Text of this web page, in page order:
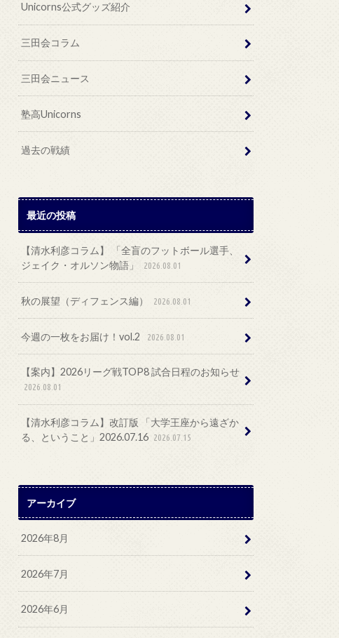
Unicorns公式グッズ紹介
三田会コラム
三田会ニュース
塾高Unicorns
過去の戦績
最近の投稿
【清水利彦コラム】 「全盲のフットボール選手、
ジェイク・オルソン物語」
2026.08.01
秋の展望（ディフェンス編） 2026.08.01
今週の一枚をお届け！vol.2 2026.08.01
【案内】2026リーグ戦TOP8 試合日程のお知らせ
2026.08.01
【清水利彦コラム】改訂版 「大学王座から遠ざか
る、ということ」2026.07.16 2026.07.15
アーカイブ
2026年8月
2026年7月
2026年6月